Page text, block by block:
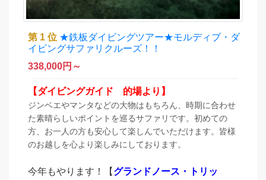
第 1 位 ★鉄板ダイビングツアー★モルディブ・ダ
イビングサファリクルーズ！！
338,000円～
【ダイビングガイド 的場より】
ジンベエやマンタなどの大物はもちろん、時期に合わせ
た素晴らしいポイントを巡るサファリです。初めての
方、お一人の方も安心して楽しんでいただけます。皆様
のお越しを心より楽しみにしております。
今年もやります！【 グランドノース・トリッ